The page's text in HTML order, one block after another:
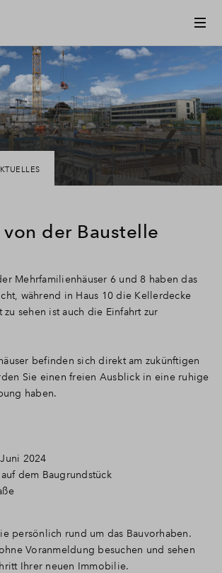
der Baustelle
Mehrfamilienhäuser 6 und 8 haben das
während in Haus 10 die Kellerdecke
sehen ist auch die Einfahrt zur
befinden sich direkt am zukünftigen
Sie einen freien Ausblick in eine ruhige
haben.
2024
dem Baugrundstück
persönlich rund um das Bauvorhaben.
Voranmeldung besuchen und sehen
Ihrer neuen Immobilie.